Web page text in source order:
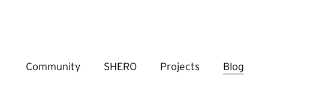
Community SHERO Projects Blog